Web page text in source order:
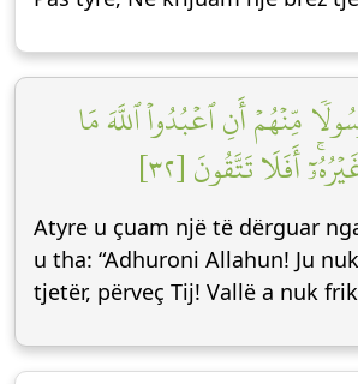
مِّنۡهُمۡ أَنِ ٱعۡبُدُواْ ٱللَّهَ مَا
أَفَلَا تَتَّقُونَ [٣٢]
Atyre u çuam një të dërguar
u tha: “Adhuroni Allahun! Ju
tjetër, përveç Tij! Vallë a nuk